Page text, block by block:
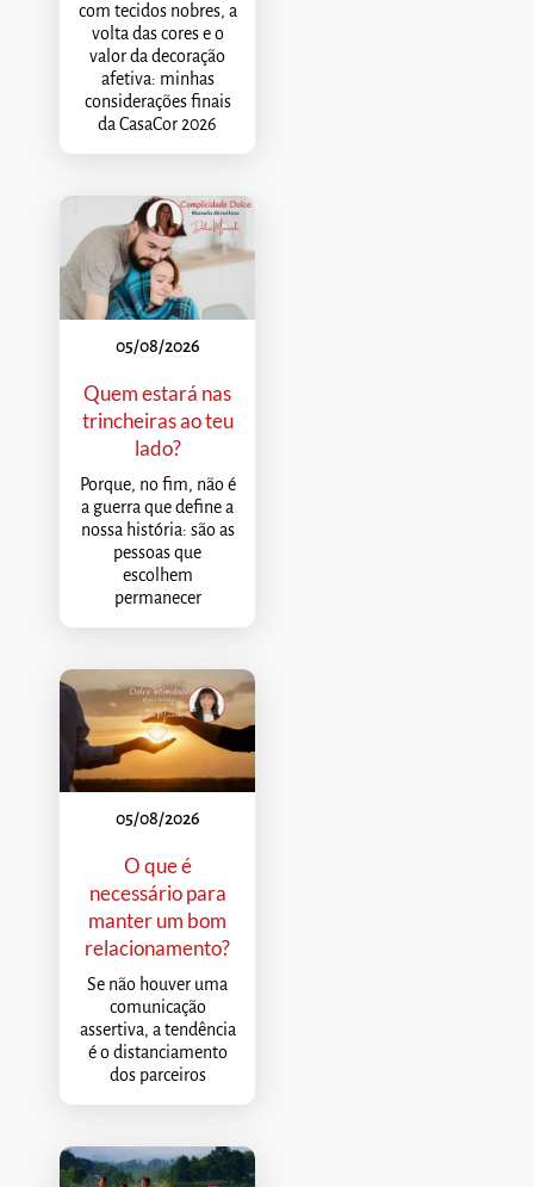
com tecidos nobres, a
volta das cores e o
valor da decoração
afetiva: minhas
considerações finais
da CasaCor 2026
05/08/2026
Quem estará nas
trincheiras ao teu
lado?
Porque, no fim, não é
a guerra que define a
nossa história: são as
pessoas que
escolhem
permanecer
05/08/2026
O que é
necessário para
manter um bom
relacionamento?
Se não houver uma
comunicação
assertiva, a tendência
é o distanciamento
dos parceiros